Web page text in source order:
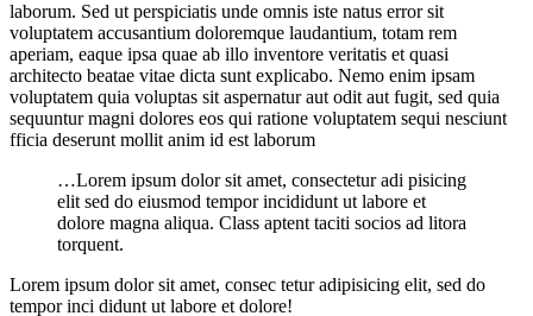
laborum. Sed ut perspiciatis unde omnis iste natus error sit
voluptatem accusantium doloremque laudantium, totam rem
aperiam, eaque ipsa quae ab illo inventore veritatis et quasi
architecto beatae vitae dicta sunt explicabo. Nemo enim ipsam
voluptatem quia voluptas sit aspernatur aut odit aut fugit, sed quia
sequuntur magni dolores eos qui ratione voluptatem sequi nesciunt
fficia deserunt mollit anim id est laborum
…Lorem ipsum dolor sit amet, consectetur adi pisicing
elit sed do eiusmod tempor incididunt ut labore et
dolore magna aliqua. Class aptent taciti socios ad litora
torquent.
Lorem ipsum dolor sit amet, consec tetur adipisicing elit, sed do
tempor inci didunt ut labore et dolore!